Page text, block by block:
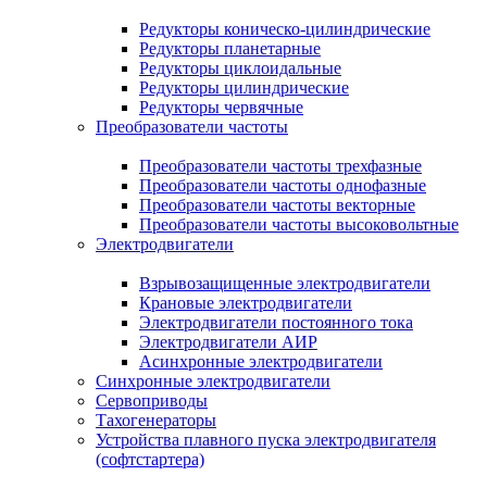
Редукторы коническо-цилиндрические
Редукторы планетарные
Редукторы циклоидальные
Редукторы цилиндрические
Редукторы червячные
Преобразователи частоты
Преобразователи частоты трехфазные
Преобразователи частоты однофазные
Преобразователи частоты векторные
Преобразователи частоты высоковольтные
Электродвигатели
Взрывозащищенные электродвигатели
Крановые электродвигатели
Электродвигатели постоянного тока
Электродвигатели АИР
Асинхронные электродвигатели
Синхронные электродвигатели
Сервоприводы
Тахогенераторы
Устройства плавного пуска электродвигателя
(софтстартера)